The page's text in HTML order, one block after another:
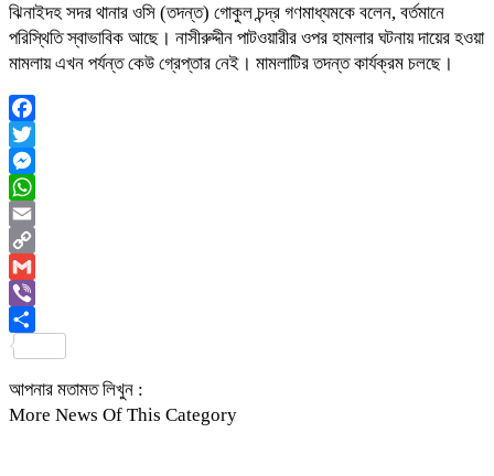
ঝিনাইদহ সদর থানার ওসি (তদন্ত) গোকুল চন্দ্র গণমাধ্যমকে বলেন, বর্তমানে
পরিস্থিতি স্বাভাবিক আছে। নাসীরুদ্দীন পাটওয়ারীর ওপর হামলার ঘটনায় দায়ের হওয়া
মামলায় এখন পর্যন্ত কেউ গ্রেপ্তার নেই। মামলাটির তদন্ত কার্যক্রম চলছে।
Facebook
Twitter
Messenger
WhatsApp
Email
Copy
Link
Gmail
Viber
আপনার মতামত লিখুন :
More News Of This Category